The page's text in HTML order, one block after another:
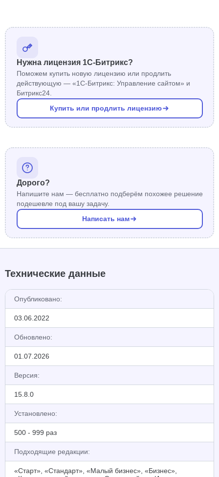
Нужна лицензия 1С-Битрикс?
Поможем купить новую лицензию или продлить
действующую — «1С-Битрикс: Управление сайтом» и
Битрикс24.
Купить или продлить лицензию
Дорого?
Напишите нам — бесплатно подберём похожее решение
подешевле под вашу задачу.
Написать нам
Технические данные
Опубликовано:
03.06.2022
Обновлено:
01.07.2026
Версия:
15.8.0
Установлено:
500 - 999 раз
Подходящие редакции:
«Старт», «Стандарт», «Малый бизнес», «Бизнес»,